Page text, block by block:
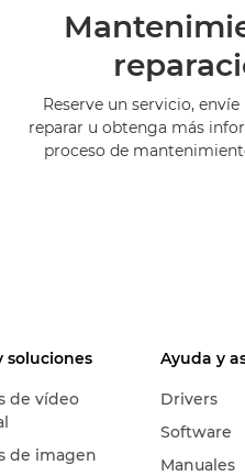
Reserve un servicio,
reparar u obtenga más
proceso de
soluciones
de vídeo
de imagen
Ayuda y
Drivers
Software
Manuales